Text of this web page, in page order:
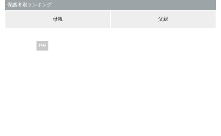
保護者別ランキング
母親 父親
PR